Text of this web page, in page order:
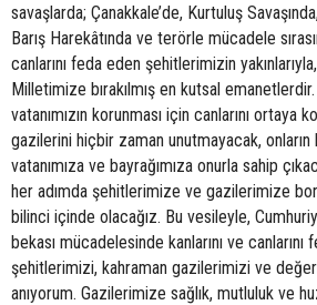
savaşlarda; Çanakkale’de, Kurtuluş
Barış Harekâtında ve terörle mücadele
canlarını feda eden şehitlerimizin
Milletimize bırakılmış en kutsal
vatanımızın korunması için canlarını ortaya
gazilerini hiçbir zaman unutmayacak, onların
vatanımıza ve bayrağımıza onurla sahip
her adımda şehitlerimize ve gazilerimize
bilinci içinde olacağız. Bu vesileyle,
bekası mücadelesinde kanlarını ve
şehitlerimizi, kahraman gazilerimizi ve değerli
anıyorum. Gazilerimize sağlık, mutluluk ve